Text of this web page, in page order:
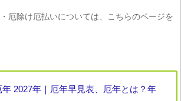
厄除け厄払いについては、こちらのページを
年 2027年｜厄年早見表、厄年とは？年